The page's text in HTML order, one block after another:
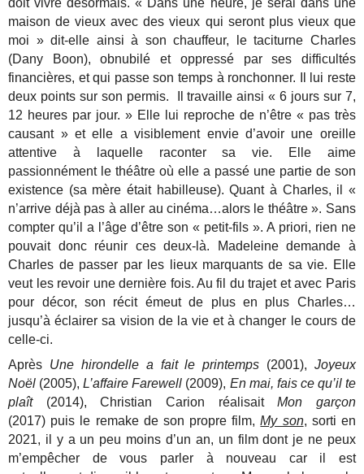
doit vivre désormais. « Dans une heure, je serai dans une
maison de vieux avec des vieux qui seront plus vieux que
moi » dit-elle ainsi à son chauffeur, le taciturne Charles
(Dany Boon), obnubilé et oppressé par ses difficultés
financières, et qui passe son temps à ronchonner. Il lui reste
deux points sur son permis. Il travaille ainsi « 6 jours sur 7,
12 heures par jour. » Elle lui reproche de n’être « pas très
causant » et elle a visiblement envie d’avoir une oreille
attentive à laquelle raconter sa vie. Elle aime
passionnément le théâtre où elle a passé une partie de son
existence (sa mère était habilleuse). Quant à Charles, il «
n’arrive déjà pas à aller au cinéma…alors le théâtre ». Sans
compter qu’il a l’âge d’être son « petit-fils ». A priori, rien ne
pouvait donc réunir ces deux-là. Madeleine demande à
Charles de passer par les lieux marquants de sa vie. Elle
veut les revoir une dernière fois. Au fil du trajet et avec Paris
pour décor, son récit émeut de plus en plus Charles…
jusqu’à éclairer sa vision de la vie et à changer le cours de
celle-ci.
Après Une hirondelle a fait le printemps (2001), Joyeux
Noël (2005),L’affaire Farewell (2009), En mai, fais ce qu’il te
plaît(2014), Christian Carion réalisaitMon garçon
(2017) puis le remake de son propre film,My son, sorti en
2021, il y a un peu moins d’un an, un film dont je ne peux
m’empêcher de vous parler à nouveau car il est